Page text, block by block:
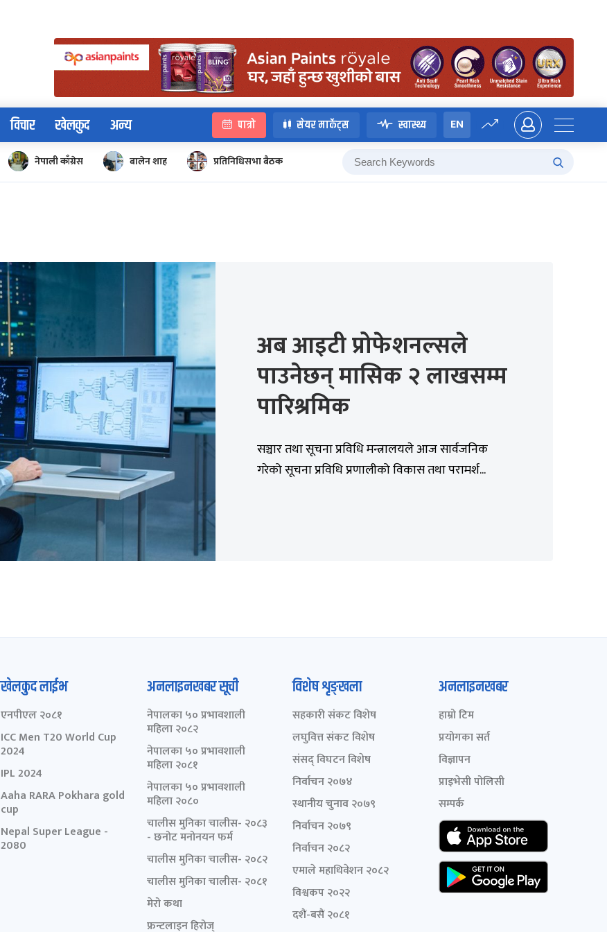
विचार खेलकुद अन्य पात्रो सेयर मार्केट्स स्वास्थ्य EN
नेपाली काँग्रेस बालेन शाह प्रतिनिधिसभा बैठक
अब आइटी प्रोफेशनल्सले
पाउनेछन् मासिक २ लाखसम्म
पारिश्रमिक
सञ्चार तथा सूचना प्रविधि मन्त्रालयले आज सार्वजनिक
गरेको सूचना प्रविधि प्रणालीको विकास तथा परामर्श...
खेलकुद लाईभ
एनपीएल २०८१
ICC Men T20 World Cup
2024
IPL 2024
Aaha RARA Pokhara gold
cup
Nepal Super League -
2080
अनलाइनखबर सूची
नेपालका ५० प्रभावशाली
महिला २०८२
नेपालका ५० प्रभावशाली
महिला २०८१
नेपालका ५० प्रभावशाली
महिला २०८०
चालीस मुनिका चालीस- २०८३
- छनोट मनोनयन फर्म
चालीस मुनिका चालीस- २०८२
चालीस मुनिका चालीस- २०८१
मेरो कथा
फ्रन्टलाइन हिरोज्
विशेष शृङ्खला
सहकारी संकट विशेष
लघुवित्त संकट विशेष
संसद् विघटन विशेष
निर्वाचन २०७४
स्थानीय चुनाव २०७९
निर्वाचन २०७९
निर्वाचन २०८२
एमाले महाधिवेशन २०८२
विश्वकप २०२२
दशैं-बसैं २०८१
अनलाइनखबर
हाम्रो टिम
प्रयोगका सर्त
विज्ञापन
प्राइभेसी पोलिसी
सम्पर्क